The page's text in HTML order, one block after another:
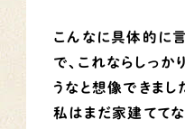
こんなに具体的に
で、これならしっ
うなと想像できまし
私はまだ家建てて